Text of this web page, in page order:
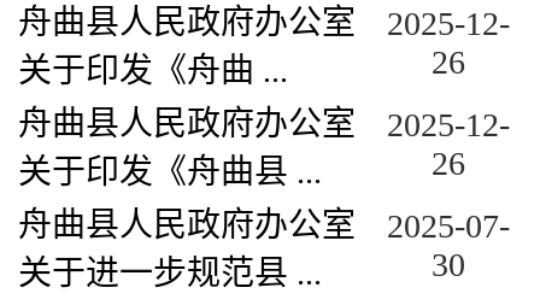
​舟曲县人民政府办公室
关于印发《舟曲 ...
2025-12-
26
舟曲县人民政府办公室
关于印发《舟曲县 ...
2025-12-
26
舟曲县人民政府办公室
关于进一步规范县 ...
2025-07-
30